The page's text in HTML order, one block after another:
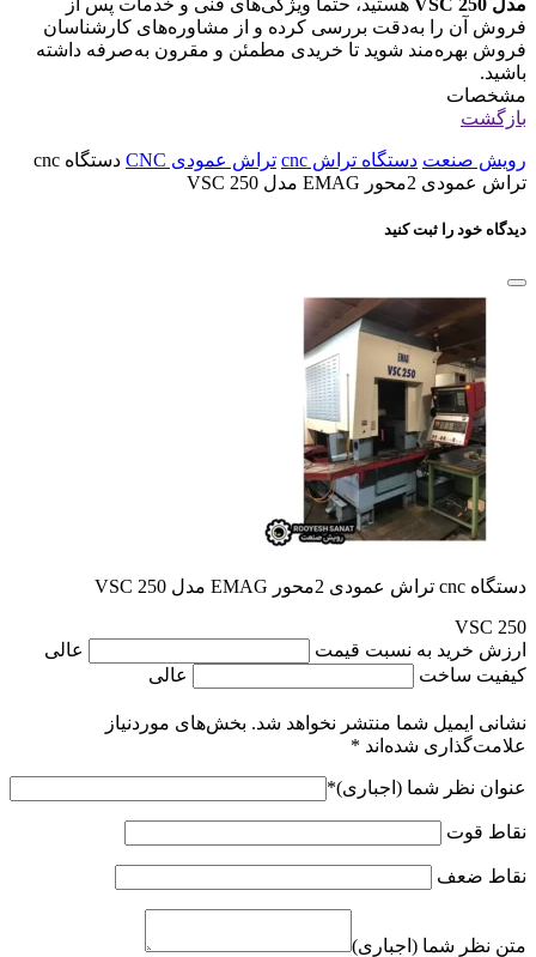
مدل VSC 250
هستید، حتماً ویژگی‌های فنی و خدمات پس از
فروش آن را به‌دقت بررسی کرده و از مشاوره‌های کارشناسان
فروش بهره‌مند شوید تا خریدی مطمئن و مقرون به‌صرفه داشته
باشید.
مشخصات
بازگشت
رویش صنعت دستگاه تراش cnc تراش عمودی CNC
دستگاه cnc
تراش عمودی 2محور EMAG مدل VSC 250
دیدگاه خود را ثبت کنید
دستگاه cnc تراش عمودی 2محور EMAG مدل VSC 250
VSC 250
ارزش خرید به نسبت قیمت
عالی
کیفیت ساخت
عالی
نشانی ایمیل شما منتشر نخواهد شد. بخش‌های موردنیاز
علامت‌گذاری شده‌اند *
عنوان نظر شما (اجباری)*
نقاط قوت
نقاط ضعف
متن نظر شما (اجباری)